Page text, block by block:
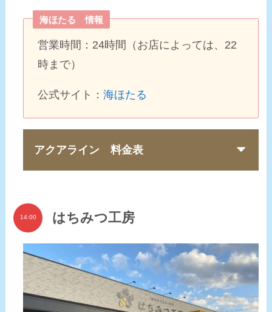
海ほたる 情報
営業時間：24時間（お店によっては、22
時まで）
公式サイト： 海ほたる
アクアライン 料金表
14:00 はちみつ工房